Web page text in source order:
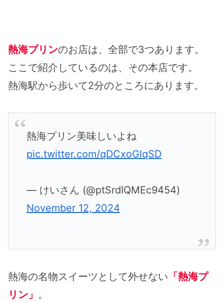
熱海プリンのお店は、全部で3つあります。
ここで紹介しているのは、その本店です。
熱海駅から歩いて2分のところにあります。
熱海プリン美味しいよね
pic.twitter.com/qDCxoGlqSD
— けいさん (@ptSrdIQMEc9454)
November 12, 2024
熱海の名物スイーツとして外せない 「熱海プ
リン」 。